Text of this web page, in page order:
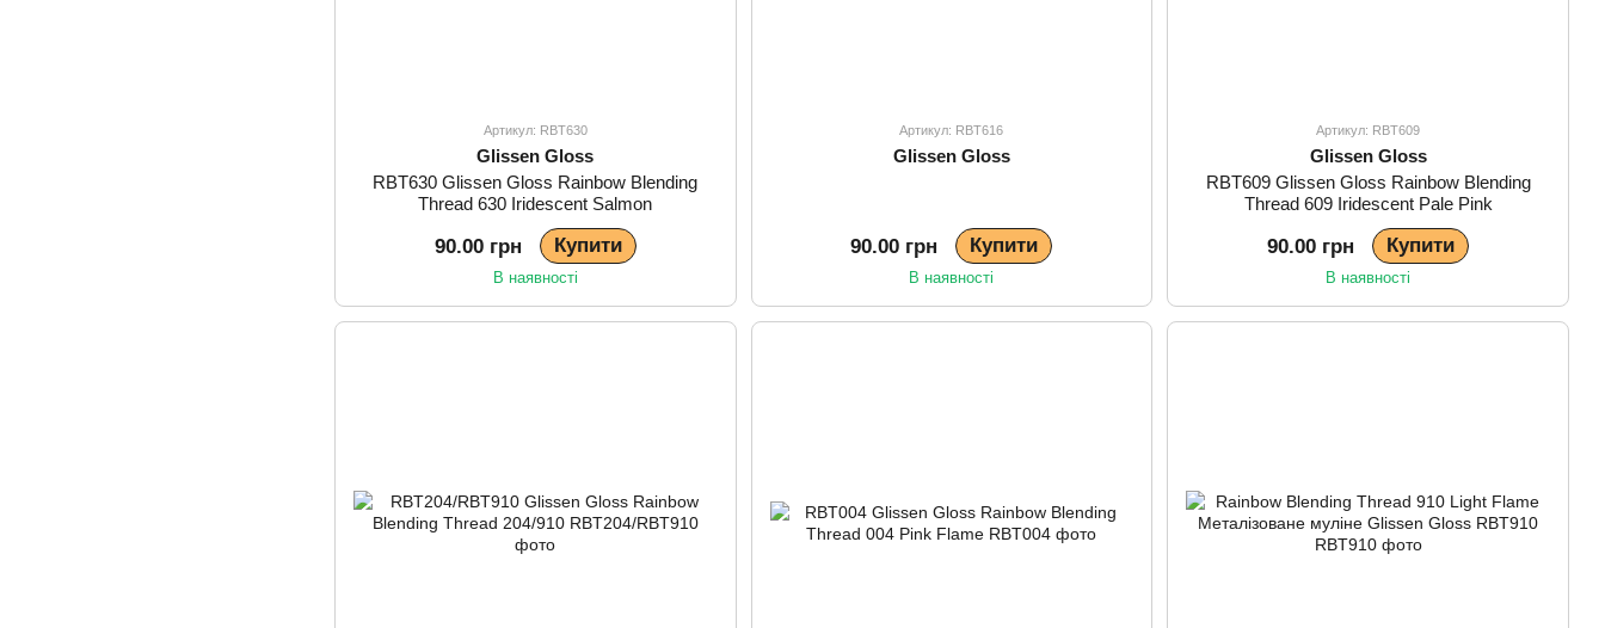
Артикул: RBT630
Glissen Gloss
RBT630 Glissen Gloss Rainbow Blending
Thread 630 Iridescent Salmon
90.00 грн Купити
В наявності
Артикул: RBT616
Glissen Gloss
90.00 грн Купити
В наявності
Артикул: RBT609
Glissen Gloss
RBT609 Glissen Gloss Rainbow Blending
Thread 609 Iridescent Pale Pink
90.00 грн Купити
В наявності